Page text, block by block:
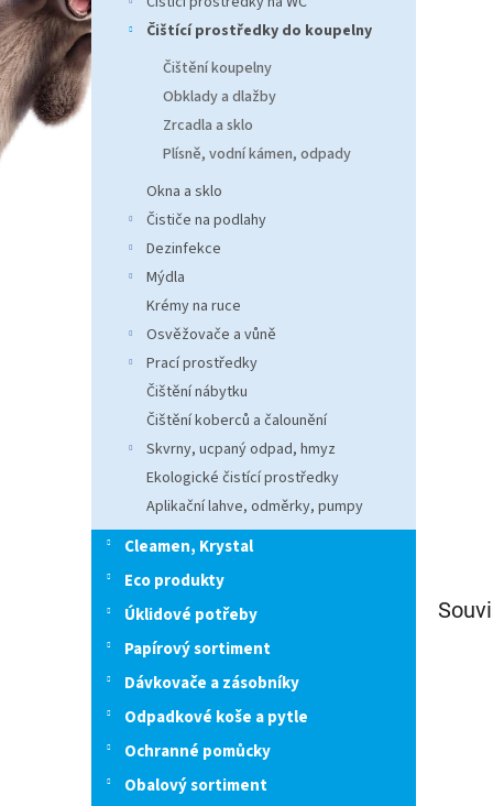
n
e
l
Čištící prostředky do koupelny
Čištění koupelny
Obklady a dlažby
Zrcadla a sklo
Plísně, vodní kámen, odpady
Okna a sklo
Čističe na podlahy
Dezinfekce
Mýdla
Krémy na ruce
Osvěžovače a vůně
Prací prostředky
Čištění nábytku
Čištění koberců a čalounění
Skvrny, ucpaný odpad, hmyz
Ekologické čistící prostředky
Aplikační lahve, odměrky, pumpy
Cleamen, Krystal
Eco produkty
Úklidové potřeby
Papírový sortiment
Dávkovače a zásobníky
Odpadkové koše a pytle
Ochranné pomůcky
Obalový sortiment